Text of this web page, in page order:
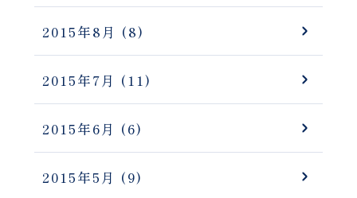
2015年8月 (8)
2015年7月 (11)
2015年6月 (6)
2015年5月 (9)